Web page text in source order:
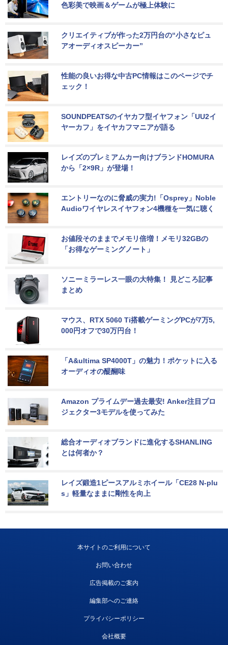
色彩美で映画＆ゲームが極上体験に
クリエイティブが作った2万円台の“小さなピュ
アオーディオスピーカー”
性能の良いお得な中古PC情報はこのページでチ
ェック！
SOUNDPEATSのイヤカフ型イヤフォン「UU2イ
ヤーカフ」をイヤカフマニアが語る
レイズのプレミアムカー向けブランドHOMURA
から「2×9R」が登場！
エントリーなのに脅威の実力!「Osprey」Noble
Audioワイヤレスイヤフォン4機種を一気に聴く
お値段そのままでメモリ倍増！メモリ32GBの
「お得なゲーミングノート」
ソニーミラーレス一眼の大特集！ 見どころ記事
まとめ
マウス、RTX 5060 Ti搭載ゲーミングPCが7万5,
000円オフで30万円台！
「A&ultima SP4000T」の魅力！ポケットに入る
オーディオの醍醐味
Amazon プライムデー過去最安! Anker注目プロ
ジェクター3モデルを使ってみた
総合オーディオブランドに進化するSHANLING
とは何者か？
レイズ鍛造1ピースアルミホイール「CE28 N-plu
s」軽量なままに剛性を向上
本サイトのご利用について
お問い合わせ
広告掲載のご案内
編集部へのご連絡
プライバシーポリシー
会社概要